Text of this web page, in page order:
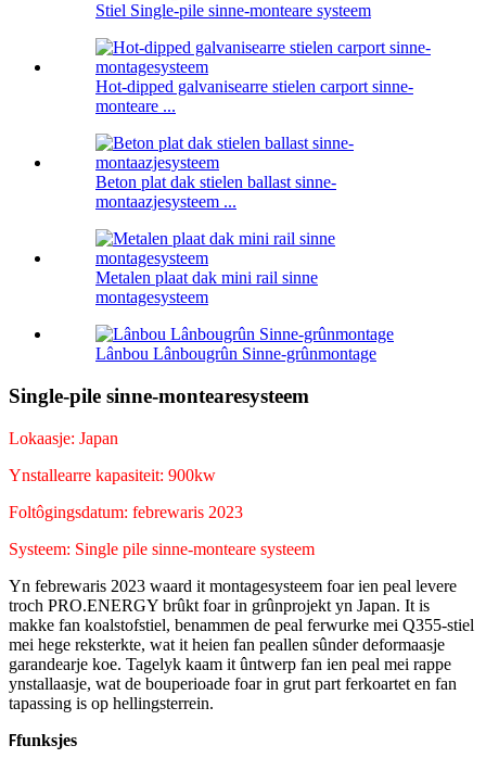
Stiel Single-pile sinne-monteare systeem
Hot-dipped galvanisearre stielen carport sinne-
monteare ...
Beton plat dak stielen ballast sinne-
montaazjesysteem ...
Metalen plaat dak mini rail sinne
montagesysteem
Lânbou Lânbougrûn Sinne-grûnmontage
Single-pile sinne-montearesysteem
Lokaasje: Japan
Ynstallearre kapasiteit: 900kw
Foltôgingsdatum: febrewaris 2023
Systeem: Single pile sinne-monteare systeem
Yn febrewaris 2023 waard it montagesysteem foar ien peal levere
troch PRO.ENERGY brûkt foar in grûnprojekt yn Japan. It is
makke fan koalstofstiel, benammen de peal ferwurke mei Q355-stiel
mei hege reksterkte, wat it heien fan peallen sûnder deformaasje
garandearje koe. Tagelyk kaam it ûntwerp fan ien peal mei rappe
ynstallaasje, wat de bouperioade foar in grut part ferkoartet en fan
tapassing is op hellingsterrein.
Ffunksjes